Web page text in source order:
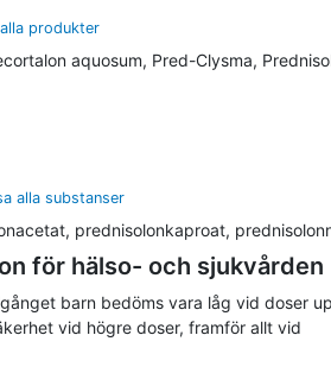
produkter
aquosum, Pred-Clysma,
alla substanser
prednisolonkaproat,
för hälso- och sjukvården
barn bedöms vara låg vid doser
vid högre doser, framför allt vid